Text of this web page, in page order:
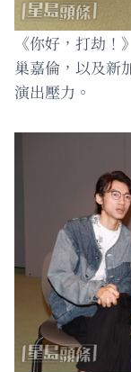
《你好，打劫
巢嘉倫，以及新
演出壓力。